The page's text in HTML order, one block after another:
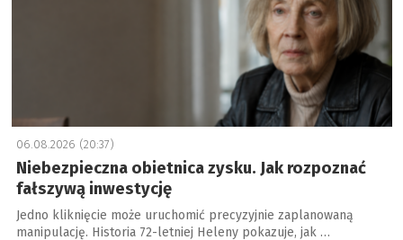
06.08.2026 (20:37)
Niebezpieczna obietnica zysku. Jak rozpoznać
fałszywą inwestycję
Jedno kliknięcie może uruchomić precyzyjnie zaplanowaną
manipulację. Historia 72-letniej Heleny pokazuje, jak …